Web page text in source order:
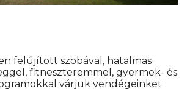
felújított szobával, hatalmas
fitneszteremmel, gyermek- és
várjuk vendégeinket.